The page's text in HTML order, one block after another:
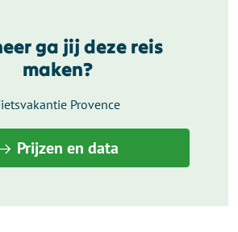
ga jij deze reis
maken?
Provence
Prijzen en data